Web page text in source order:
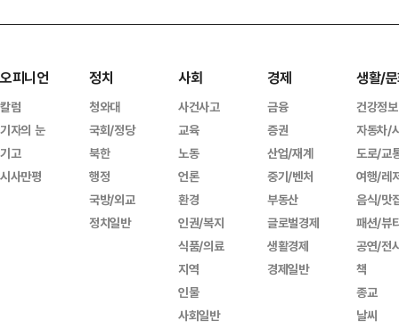
오피니언
칼럼
기자의 눈
기고
시사만평
정치
청와대
국회/정당
북한
행정
국방/외교
정치일반
사회
사건사고
교육
노동
언론
환경
인권/복지
식품/의료
지역
인물
사회일반
경제
금융
증권
산업/재계
중기/벤처
부동산
글로벌경제
생활경제
경제일반
생활/
건강정보
자동차/
도로/교
여행/레
음식/맛
패션/뷰
공연/전
책
종교
날씨